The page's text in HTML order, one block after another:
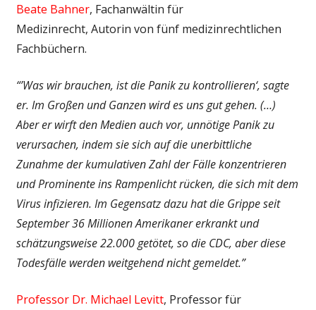
Beate Bahner, Fachanwältin für
Medizinrecht, Autorin von fünf medizinrechtlichen
Fachbüchern.
“’Was wir brauchen, ist die Panik zu kontrollieren‘, sagte
er. Im Großen und Ganzen wird es uns gut gehen. (…)
Aber er wirft den Medien auch vor, unnötige Panik zu
verursachen, indem sie sich auf die unerbittliche
Zunahme der kumulativen Zahl der Fälle konzentrieren
und Prominente ins Rampenlicht rücken, die sich mit dem
Virus infizieren. Im Gegensatz dazu hat die Grippe seit
September 36 Millionen Amerikaner erkrankt und
schätzungsweise 22.000 getötet, so die CDC, aber diese
Todesfälle werden weitgehend nicht gemeldet.”
Professor Dr. Michael Levitt, Professor für